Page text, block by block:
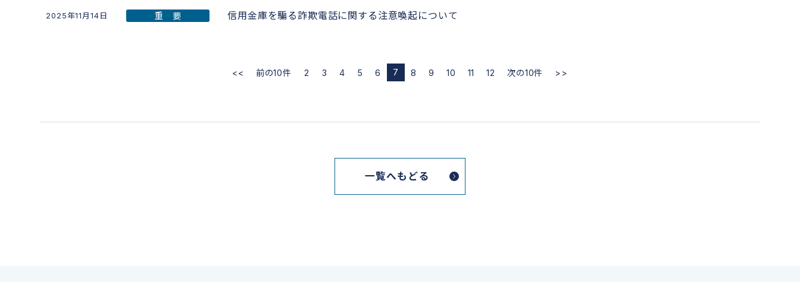
2025年11月14日 重 要 信用金庫を騙る詐欺電話に関する注意喚起について
<< 前の10件 2 3 4 5 6 7 8 9 10 11 12 次の10件 >>
一覧へもどる